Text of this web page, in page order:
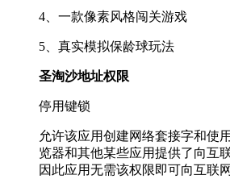
4、一款像素风格闯关游戏
5、真实模拟保龄球玩法
圣淘沙地址权限
停用键锁
允许该应用创建网络套接字和使
览器和其他某些应用提供了向互
因此应用无需该权限即可向互联